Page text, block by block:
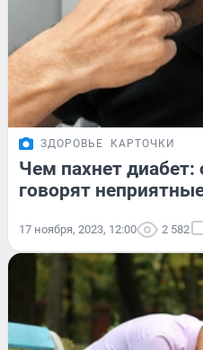
ЗДОРОВЬЕ КАРТОЧКИ
Чем пахнет диабет:
говорят
17 ноября, 2023, 12:00 2 582